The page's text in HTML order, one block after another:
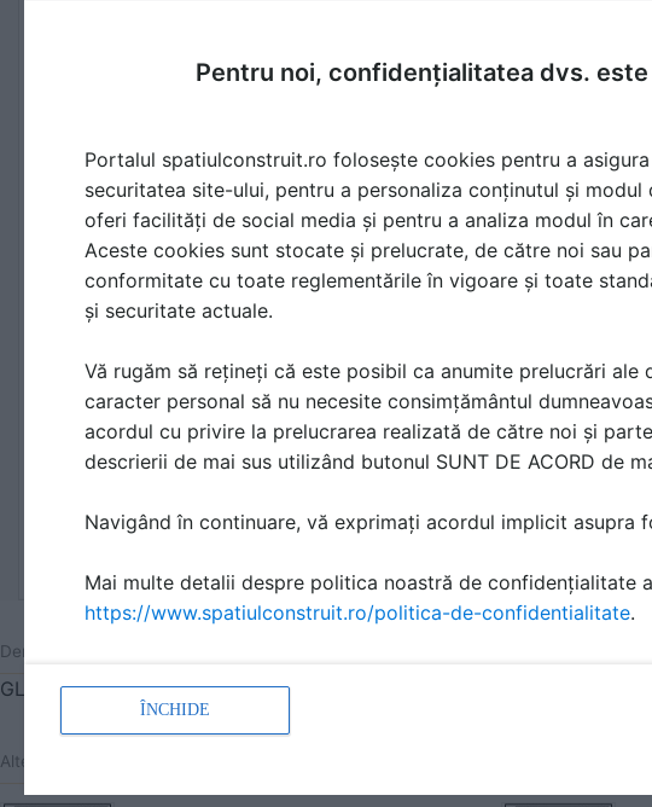
Denumiri comerciale
GLASSWOOL TSP
Alte detalii cad de la gamă
Pentru noi, confidențialitatea dvs.
Portalul spatiulconstruit.ro folosește cookies pentru a
securitatea site-ului, pentru a personaliza conținutul și modul
oferi facilități de social media și pentru a analiza modul în
Aceste cookies sunt stocate și prelucrate, de către noi sau
conformitate cu toate reglementările în vigoare și toate
și securitate actuale.
Vă rugăm să rețineți că este posibil ca anumite prelucrări ale
caracter personal să nu necesite consimțământul
acordul cu privire la prelucrarea realizată de către noi și
descrierii de mai sus utilizând butonul SUNT DE ACORD de
Navigând în continuare, vă exprimați acordul implicit asupra
Mai multe detalii despre politica noastră de confidențialitate
https://www.spatiulconstruit.ro/politica-de-confidentialitate.
ÎNCHIDE